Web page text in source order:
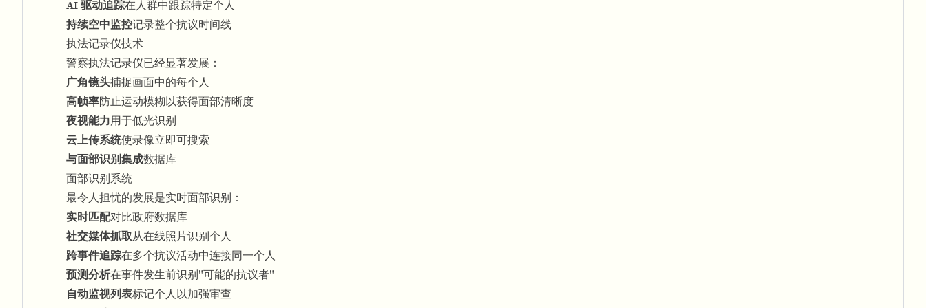
AI 驱动追踪在人群中跟踪特定个人
持续空中监控记录整个抗议时间线
执法记录仪技术
警察执法记录仪已经显著发展：
广角镜头捕捉画面中的每个人
高帧率防止运动模糊以获得面部清晰度
夜视能力用于低光识别
云上传系统使录像立即可搜索
与面部识别集成数据库
面部识别系统
最令人担忧的发展是实时面部识别：
实时匹配对比政府数据库
社交媒体抓取从在线照片识别个人
跨事件追踪在多个抗议活动中连接同一个人
预测分析在事件发生前识别"可能的抗议者"
自动监视列表标记个人以加强审查